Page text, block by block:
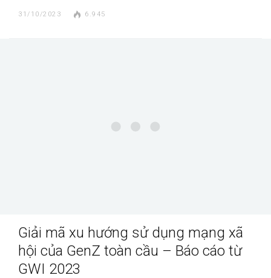
31/10/2023 6.945
Giải mã xu hướng sử dụng mạng xã
hội của GenZ toàn cầu – Báo cáo từ
GWI 2023